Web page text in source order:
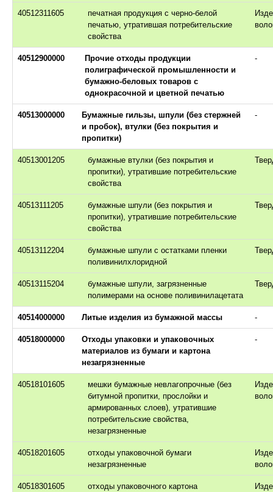
40512311605
печатная продукция с черно-белой
печатью, утратившая потребительские
свойства
40512900000
Прочие отходы продукции
полиграфической промышленности и
бумажно-беловых товаров с
однокрасочной и цветной печатью
-
40513000000
Бумажные гильзы, шпули (без стержней
и пробок), втулки (без покрытия и
пропитки)
-
40513001205
бумажные втулки (без покрытия и
пропитки), утратившие потребительские
свойства
40513111205
бумажные шпули (без покрытия и
пропитки), утратившие потребительские
свойства
40513112204
бумажные шпули с остатками пленки
поливинилхлоридной
40513115204
бумажные шпули, загрязненные
полимерами на основе поливинилацетата
40514000000 Литые изделия из бумажной массы -
40518000000
Отходы упаковки и упаковочных
материалов из бумаги и картона
незагрязненные
-
40518101605
мешки бумажные невлагопрочные (без
битумной пропитки, прослойки и
армированных слоев), утратившие
потребительские свойства,
незагрязненные
40518201605
отходы упаковочной бумаги
незагрязненные
40518301605
отходы упаковочного картона